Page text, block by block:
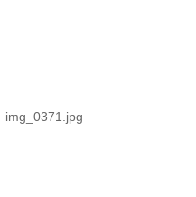
img_0371.jpg